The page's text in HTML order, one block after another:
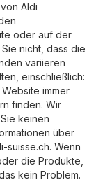
Aldi
oder auf der
nicht, dass die
variieren
einschließlich:
immer
finden. Wir
keinen
über
suisse.ch. Wenn
die Produkte,
kein Problem.